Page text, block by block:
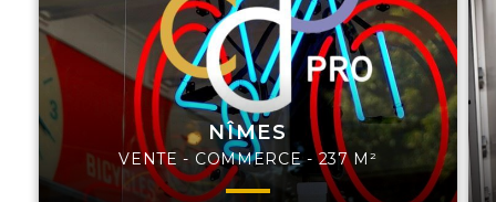
NÎMES
VENTE - COMMERCE - 237 M²